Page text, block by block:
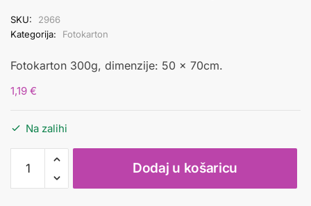
SKU:
2966
Kategorija:
Fotokarton
Fotokarton 300g, dimenzije: 50 x 70cm.
1,19 €
Na zalihi
Fotokarton
50
Dodaj u košaricu